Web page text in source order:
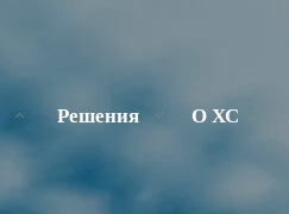
Решения О ХС